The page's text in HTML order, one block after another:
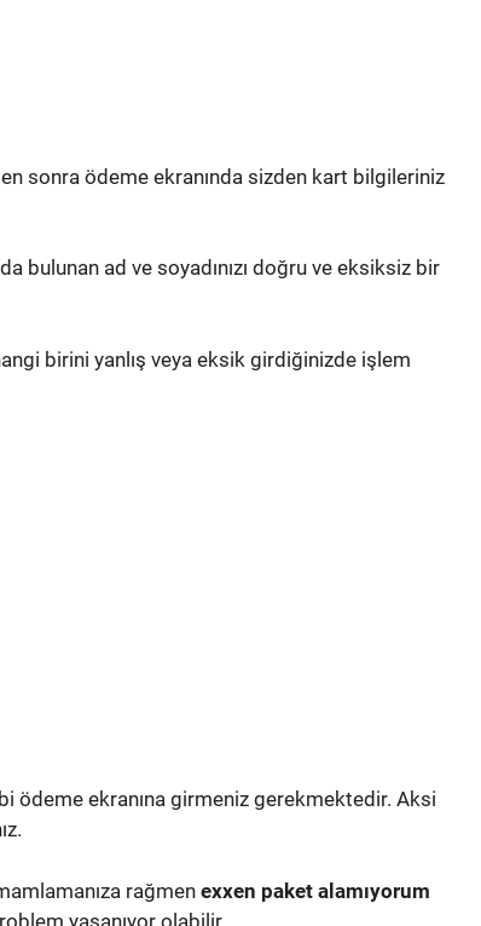
sonra ödeme ekranında sizden kart bilgileriniz
bulunan ad ve soyadınızı doğru ve eksiksiz bir
birini yanlış veya eksik girdiğinizde işlem
ödeme ekranına girmeniz gerekmektedir. Aksi
rağmenexxen paket alamıyorum
yaşanıyor olabilir.